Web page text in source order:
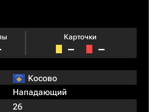
Карточки
– –
Косово
Нападающий
26